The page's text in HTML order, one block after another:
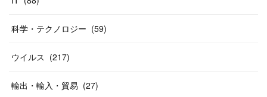
科学・テクノロジー (59)
ウイルス (217)
輸出・輸入・貿易 (27)